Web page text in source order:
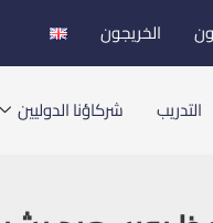
الخريجون
التدريب شركاؤنا الدوليين